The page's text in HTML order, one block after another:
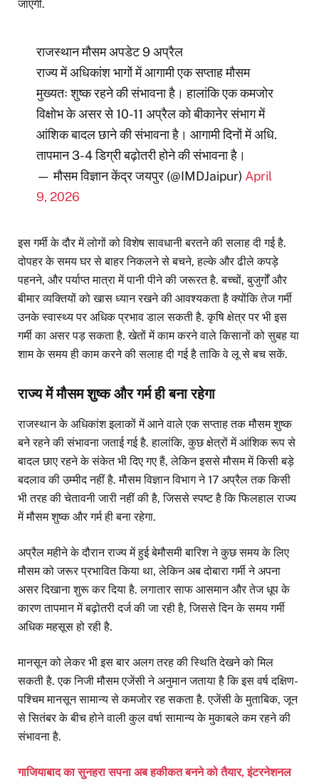
जाएगी.
राजस्थान मौसम अपडेट 9 अप्रैल
राज्य में अधिकांश भागों में आगामी एक सप्ताह मौसम
मुख्यतः शुष्क रहने की संभावना है। हालांकि एक कमजोर
विक्षोभ के असर से 10-11 अप्रैल को बीकानेर संभाग में
आंशिक बादल छाने की संभावना है। आगामी दिनों में अधि.
तापमान 3-4 डिग्री बढ़ोतरी होने की संभावना है।
— मौसम विज्ञान केंद्र जयपुर (@IMDJaipur) April
9, 2026
इस गर्मी के दौर में लोगों को विशेष सावधानी बरतने की सलाह दी गई है.
दोपहर के समय घर से बाहर निकलने से बचने, हल्के और ढीले कपड़े
पहनने, और पर्याप्त मात्रा में पानी पीने की जरूरत है. बच्चों, बुजुर्गों और
बीमार व्यक्तियों को खास ध्यान रखने की आवश्यकता है क्योंकि तेज गर्मी
उनके स्वास्थ्य पर अधिक प्रभाव डाल सकती है. कृषि क्षेत्र पर भी इस
गर्मी का असर पड़ सकता है. खेतों में काम करने वाले किसानों को सुबह या
शाम के समय ही काम करने की सलाह दी गई है ताकि वे लू से बच सकें.
राज्य में मौसम शुष्क और गर्म ही बना रहेगा
राजस्थान के अधिकांश इलाकों में आने वाले एक सप्ताह तक मौसम शुष्क
बने रहने की संभावना जताई गई है. हालांकि, कुछ क्षेत्रों में आंशिक रूप से
बादल छाए रहने के संकेत भी दिए गए हैं, लेकिन इससे मौसम में किसी बड़े
बदलाव की उम्मीद नहीं है. मौसम विज्ञान विभाग ने 17 अप्रैल तक किसी
भी तरह की चेतावनी जारी नहीं की है, जिससे स्पष्ट है कि फिलहाल राज्य
में मौसम शुष्क और गर्म ही बना रहेगा.
अप्रैल महीने के दौरान राज्य में हुई बेमौसमी बारिश ने कुछ समय के लिए
मौसम को जरूर प्रभावित किया था, लेकिन अब दोबारा गर्मी ने अपना
असर दिखाना शुरू कर दिया है. लगातार साफ आसमान और तेज धूप के
कारण तापमान में बढ़ोतरी दर्ज की जा रही है, जिससे दिन के समय गर्मी
अधिक महसूस हो रही है.
मानसून को लेकर भी इस बार अलग तरह की स्थिति देखने को मिल
सकती है. एक निजी मौसम एजेंसी ने अनुमान जताया है कि इस वर्ष दक्षिण-
पश्चिम मानसून सामान्य से कमजोर रह सकता है. एजेंसी के मुताबिक, जून
से सितंबर के बीच होने वाली कुल वर्षा सामान्य के मुकाबले कम रहने की
संभावना है.
गाजियाबाद का सुनहरा सपना अब हकीकत बनने को तैयार, इंटरनेशनल